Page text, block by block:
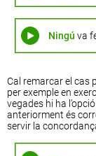
Ningú va
Cal remarcar el cas
per exemple en
vegades hi ha
anteriorment és
servir la